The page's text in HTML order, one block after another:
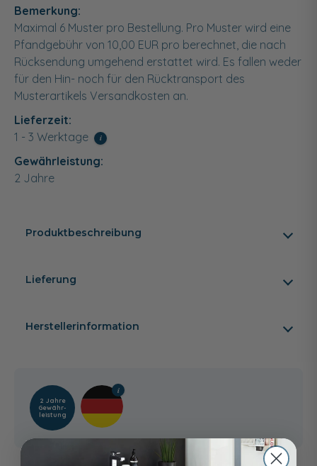
Bemerkung:
Maximal 6 Muster pro Bestellung. Pro Muster wird eine
Pfandgebühr von 10,00 EUR pro berechnet, die nach
Rücksendung umgehend erstattet wird. Es fallen weder
für den Hin- noch für den Rücktransport des
Musterartikels Versandkosten an.
Lieferzeit:
1 - 3 Werktage
i
Gewährleistung:
2 Jahre
Produktbeschreibung
Lieferung
Herstellerinformation
2 Jahre
Gewähr­
leistung